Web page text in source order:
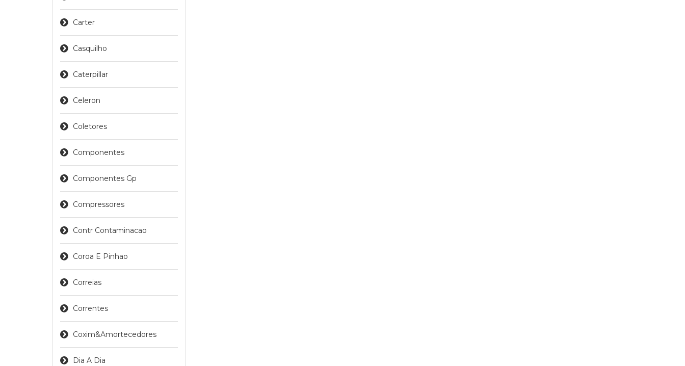
Carter
Casquilho
Caterpillar
Celeron
Coletores
Componentes
Componentes Gp
Compressores
Contr Contaminacao
Coroa E Pinhao
Correias
Correntes
Coxim&amortecedores
Dia A Dia